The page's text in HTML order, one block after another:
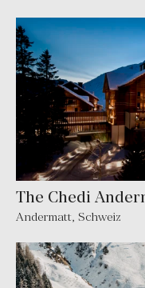
The Chedi
Andermatt, Schweiz